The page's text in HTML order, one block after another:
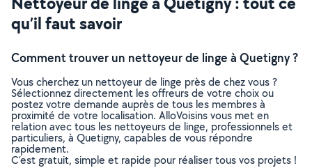
qu’il faut savoir
Comment trouver un nettoyeur de linge à Quetigny ?
Vous cherchez un nettoyeur de linge près de chez vous ?
Sélectionnez directement les offreurs de votre choix ou
postez votre demande auprès de tous les membres à
proximité de votre localisation. AlloVoisins vous met en
relation avec tous les nettoyeurs de linge, professionnels et
particuliers, à Quetigny, capables de vous répondre
rapidement.
C’est gratuit, simple et rapide pour réaliser tous vos projets !